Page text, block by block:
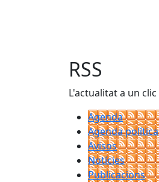
RSS
L'actualitat a un clic
Agenda
Agenda política
Avisos
Notícies
Publicacions